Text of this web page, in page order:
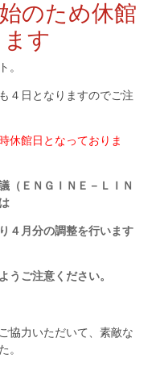
のため休館
す
。
４日となりますのでご注
休館日となっておりま
（ＥＮＧＩＮＥ－ＬＩＮ
４月分の調整を行います
うご注意ください。
協力いただいて、素敵な
。